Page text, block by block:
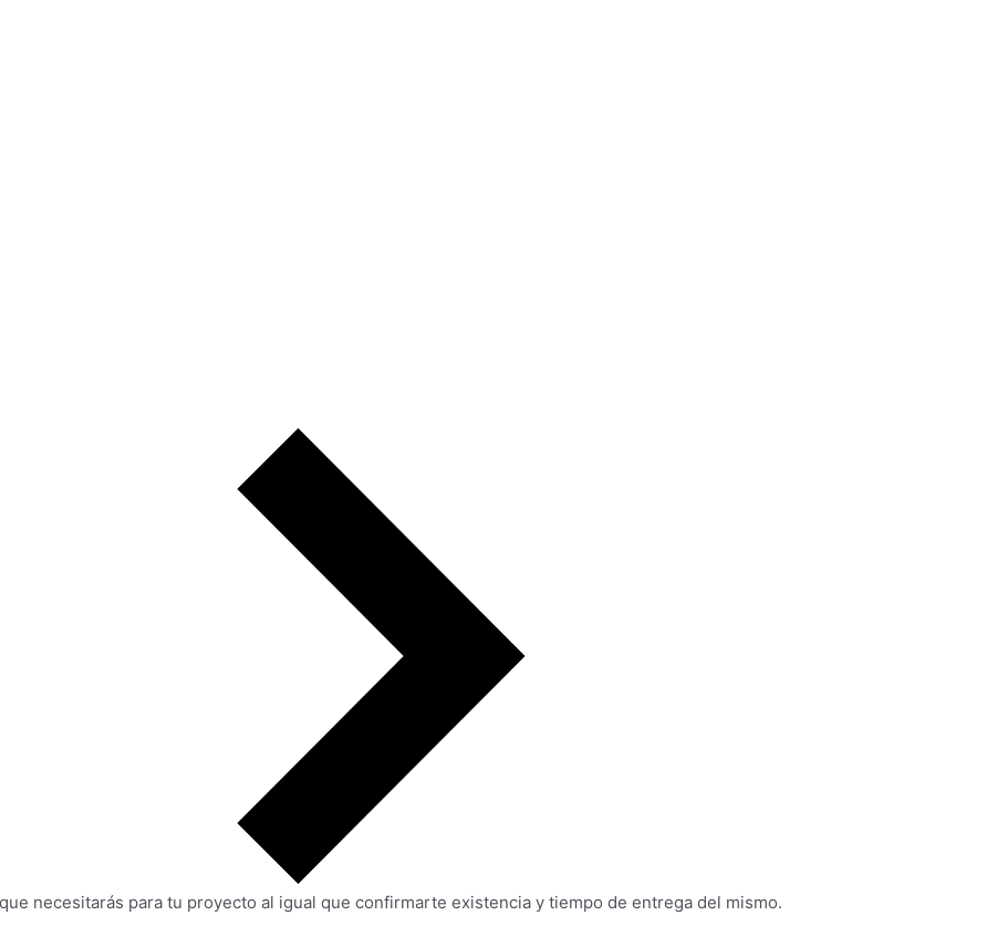
necesitarás para tu proyecto al igual que confirmarte existencia y tiempo de entrega del mismo.